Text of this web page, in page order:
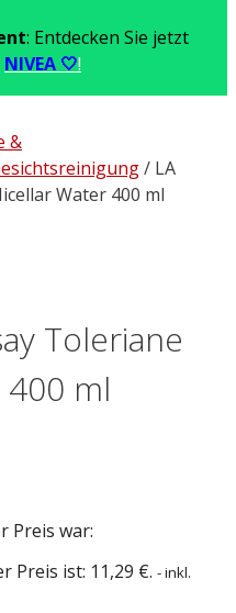
: Entdecken Sie jetzt
NIVEA 🤍!
&
/ LA
Water 400 ml
Toleriane
ml
Preis war:
Preis ist: 11,29 €. - inkl.